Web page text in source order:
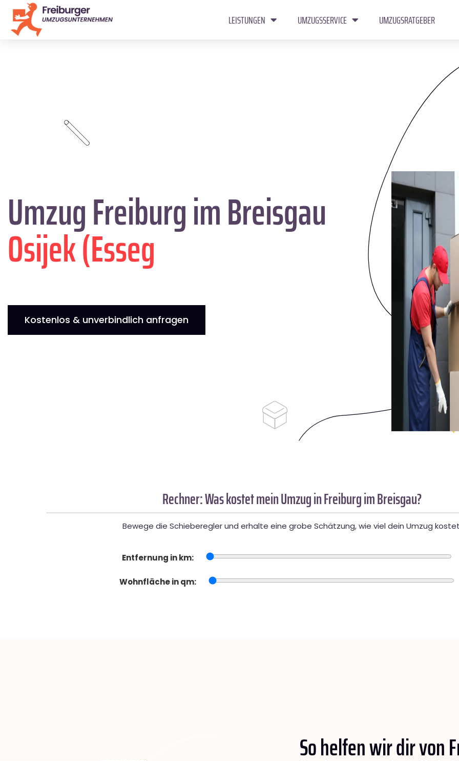
LEISTUNGEN UMZUGSSERVICE UMZUGSRATGEBER
Umzug Freiburg im Breisgau
Osijek (Esseg
Kostenlos & unverbindlich anfragen
Rechner: Was kostet mein Umzug in Freiburg im Breisgau?
Bewege die Schieberegler und erhalte eine grobe Schätzung, wie viel dein Umzug
Entfernung in km:
Wohnfläche in qm:
So helfen wir dir von